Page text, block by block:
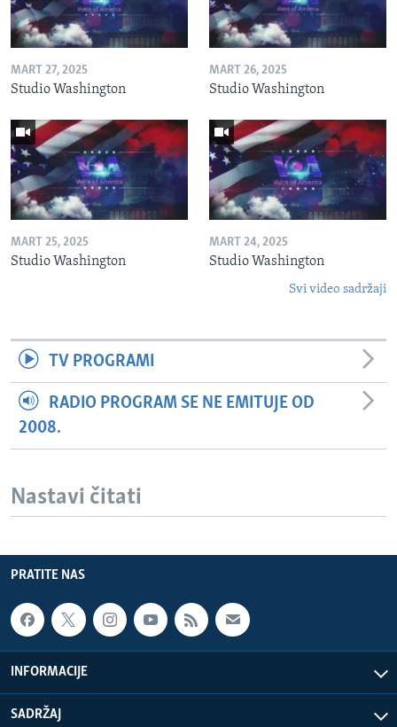
MART 27, 2025
Studio Washington
MART 26, 2025
Studio Washington
MART 25, 2025
Studio Washington
MART 24, 2025
Studio Washington
Svi video sadržaji
TV PROGRAMI
RADIO PROGRAM SE NE EMITUJE OD
2008.
Nastavi čitati
PRATITE NAS
INFORMACIJE
SADRŽAJ